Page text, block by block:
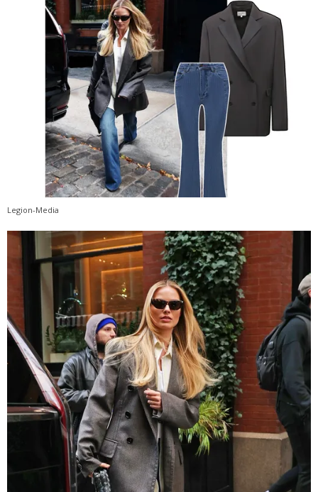
Legion-Media